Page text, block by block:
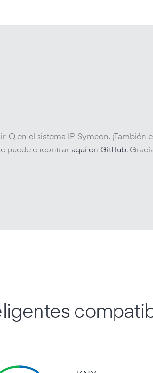
en el sistema IP-Symcon. ¡También
puede encontrar aquí en GitHub.